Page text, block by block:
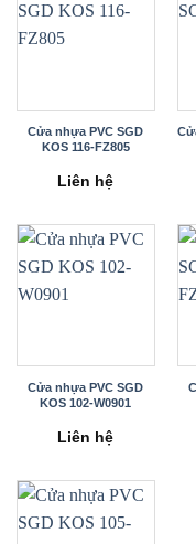
Cửa nhựa PVC SGD
KOS 116-FZ805
Liên hệ
Cửa nhựa PVC SGD
KOS 102-W0901
Liên hệ